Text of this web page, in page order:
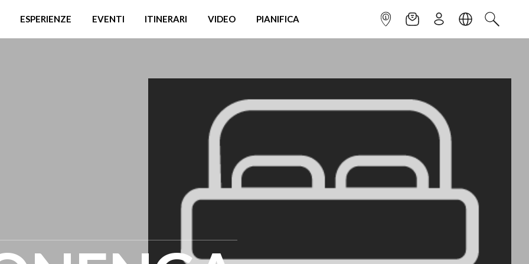
ESPERIENZE EVENTI ITINERARI VIDEO PIANIFICA INFOPOINTNEWSLETTER
ISCRIVITILINGUACERCA